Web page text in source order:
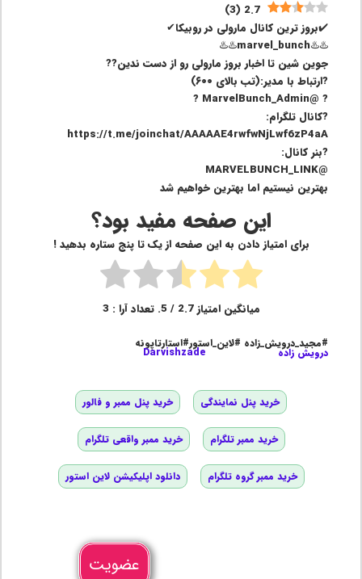
2.7
(
3
)
✔️بروز ترین کانال مارولی در روبیکا✔
♨️♨️marvel_bunch♨️♨️
جوین شین تا اخبار بروز مارولی رو از دست ندین??
?ارتباط با مدیر:(تب بالای ۶۰۰)
? @MarvelBunch_Admin ?
?کانال تلگرام:
https://t.me/joinchat/AAAAAE4rwfwNjLwf6zP4aA
?بنر کانال:
@MARVELBUNCH_LINK
بهترین نیستیم اما بهترین خواهیم شد
این صفحه مفید بود؟
برای امتیاز دادن به این صفحه از یک تا پنج ستاره بدهید !
میانگین امتیاز2.7 / 5. تعداد آرا : 3
#مجید_درویش_زاده #لاین_استور#استارتاپونه
درویش زاده Darvishzade
خرید پنل نمایندگی خرید پنل ممبر و فالور
خرید ممبر تلگرام خرید ممبر واقعی تلگرام
خرید ممبر گروه تلگرام دانلود اپلیکیشن لاین استور
عضویت